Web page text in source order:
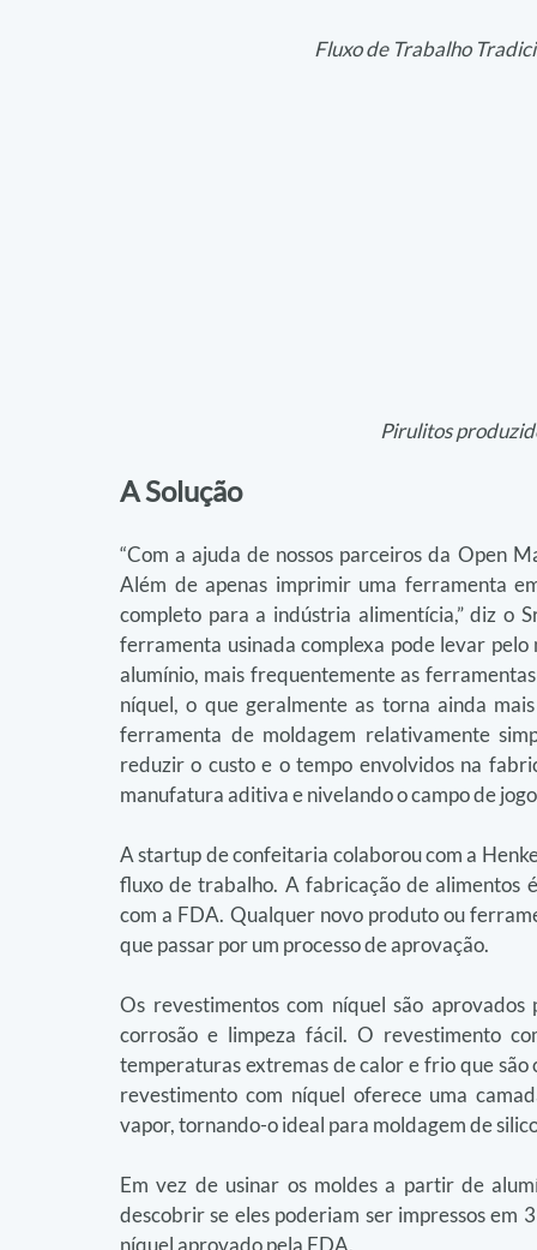
Fluxo de Trabalho
Pirulitos
A Solução
“Com a ajuda de nossos parceiros da Open
Além de apenas imprimir uma ferramenta
completo para a indústria alimentícia,” diz o
ferramenta usinada complexa pode levar
alumínio, mais frequentemente as
níquel, o que geralmente as torna ainda
ferramenta de moldagem relativamente
reduzir o custo e o tempo envolvidos na
manufatura aditiva e nivelando o campo de
A startup de confeitaria colaborou com a
fluxo de trabalho. A fabricação de alimentos
com a FDA. Qualquer novo produto ou
que passar por um processo de aprovação.
Os revestimentos com níquel são
corrosão e limpeza fácil. O revestimento
temperaturas extremas de calor e frio que são
revestimento com níquel oferece uma
vapor, tornando-o ideal para moldagem de
Em vez de usinar os moldes a partir de
descobrir se eles poderiam ser impressos em
níquel aprovado pela FDA.